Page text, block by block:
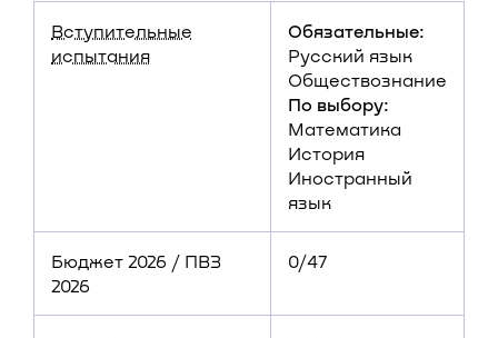
Вступительные
испытания
Обязательные:
Русский язык
Обществознание
По выбору:
Математика
История
Иностранный
язык
Бюджет 2026 / ПВЗ
2026
0/47